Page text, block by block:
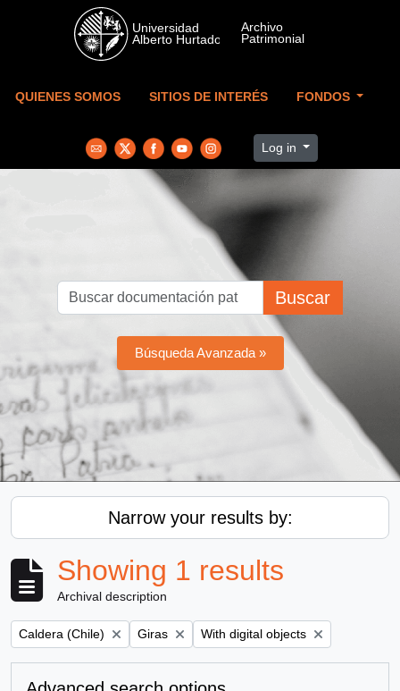
Skip to main content
QUIENES SOMOS SITIOS DE INTERÉS FONDOS
Log in
Buscar
Búsqueda Avanzada »
Narrow your results by:
Showing 1 results
Archival description
Remove filter:
Caldera (Chile) Remove filter:
Giras Remove filter:
With digital objects